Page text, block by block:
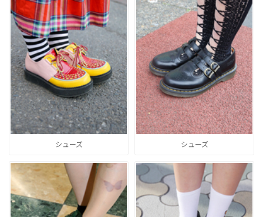
シューズ シューズ